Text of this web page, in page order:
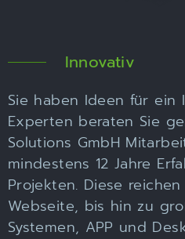
Innovativ
Sie haben Ideen für ein
Experten beraten Sie
Solutions GmbH
mindestens 12 Jahre
Projekten. Diese
Webseite, bis hin zu
Systemen, APP und